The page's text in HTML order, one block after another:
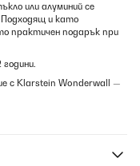
или алуминий се
Подходящ и като
практичен подарък при
с Klarstein Wonderwall —